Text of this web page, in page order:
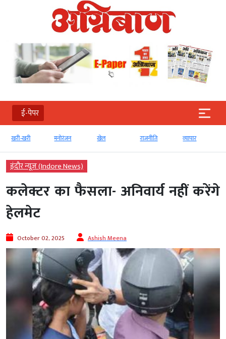
ई-पेपर
खरी-खरी मनोरंजन खेल राजनीति व्‍यापार
इंदौर न्यूज़ (Indore News)
कलेक्टर का फैसला- अनिवार्य नहीं करेंगे
हेलमेट
October 02, 2025 Ashish Meena